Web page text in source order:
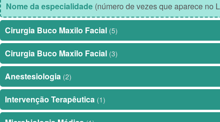
Nome da especialidade (número de vezes que aparece no
Cirurgia Buco Maxilo Facial (5)
Cirurgia Buco Maxilo Facial (3)
Anestesiologia (2)
Intervenção Terapêutica (1)